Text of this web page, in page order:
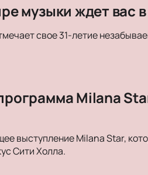
музыки ждет вас
свое 31-летие
Milana
выступление Milana Star,
Сити Холла.